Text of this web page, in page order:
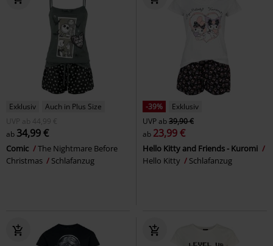
Exklusiv
Auch in Plus Size
UVP
ab
44,99 €
ab 34,99 €
Comic
The Nightmare Before
Christmas
Schlafanzug
-39%
Exklusiv
UVPab39,90 €
ab 23,99 €
Hello Kitty and Friends - Kuromi
Hello Kitty
Schlafanzug